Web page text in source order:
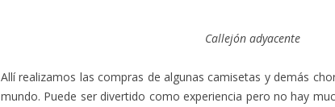
Callejón adyacente
Allí realizamos las compras de algunas camisetas y demás
mundo. Puede ser divertido como experiencia pero no hay